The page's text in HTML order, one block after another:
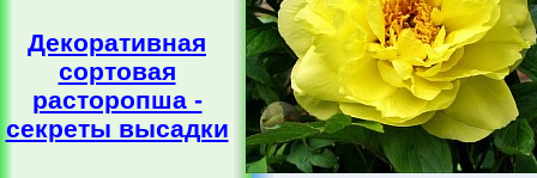
Декоративная
сортовая
расторопша -
секреты высадки